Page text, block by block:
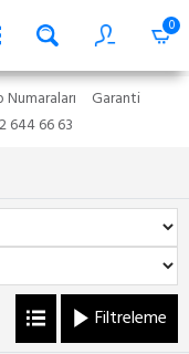
0
Garanti
644 66 63
Filtreleme